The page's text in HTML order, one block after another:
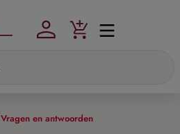
Vragen en antwoorden